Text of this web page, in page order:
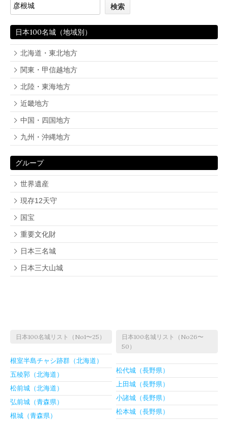
日本100名城（地域別）
北海道・東北地方
関東・甲信越地方
北陸・東海地方
近畿地方
中国・四国地方
九州・沖縄地方
グループ
世界遺産
現存12天守
国宝
重要文化財
日本三名城
日本三大山城
日本100名城リスト（No1〜25）
根室半島チャシ跡群（北海道）
五稜郭（北海道）
松前城（北海道）
弘前城（青森県）
根城（青森県）
日本100名城リスト（No26〜
50）
松代城（長野県）
上田城（長野県）
小諸城（長野県）
松本城（長野県）